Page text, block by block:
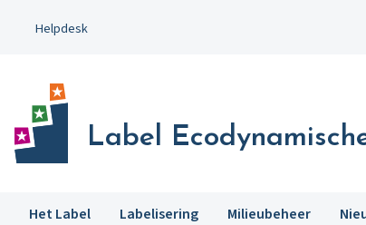
Helpdesk
Label
Het Label Labelisering Milieubeheer